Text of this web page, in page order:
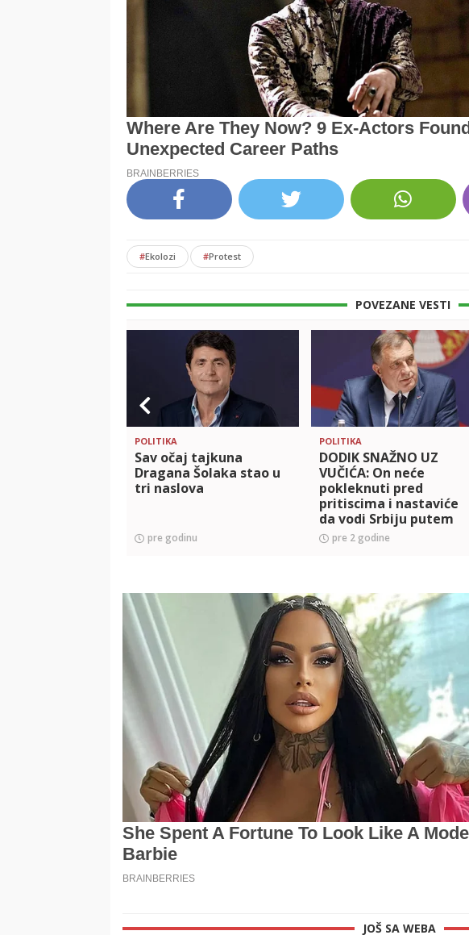
#Ekolozi #Protest
POVEZANE VESTI
POLITIKA
Sav očaj tajkuna
Dragana Šolaka stao u
tri naslova
pre godinu
POLITIKA
DODIK SNAŽNO UZ
VUČIĆA: On neće
pokleknuti pred
pritiscima i nastaviće
da vodi Srbiju putem
napretka i razvoja
pre 2 godine
JOŠ SA WEBA